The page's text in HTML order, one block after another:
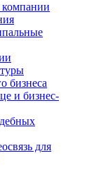
бизнеса
и бизнес-
для